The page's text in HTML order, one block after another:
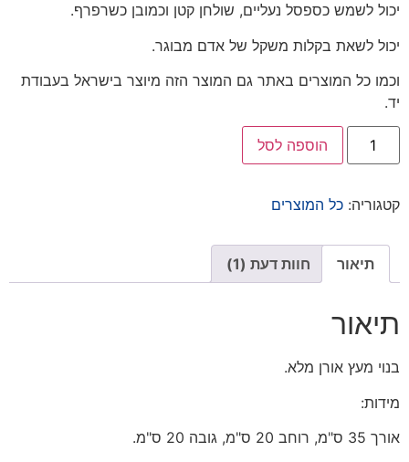
יכול לשמש כספסל נעליים, שולחן קטן וכמובן כשרפרף.
יכול לשאת בקלות משקל של אדם מבוגר.
וכמו כל המוצרים באתר גם המוצר הזה מיוצר בישראל בעבודת
יד.
הוספה לסל
קטגוריה: כל המוצרים
תיאור חוות דעת (1)
תיאור
בנוי מעץ אורן מלא.
מידות:
אורך 35 ס"מ, רוחב 20 ס"מ, גובה 20 ס"מ.